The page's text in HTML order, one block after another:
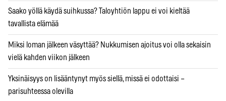
Saako yöllä käydä suihkussa? Taloyhtiön lappu ei voi kieltää
tavallista elämää
Miksi loman jälkeen väsyttää? Nukkumisen ajoitus voi olla sekaisin
vielä kahden viikon jälkeen
Yksinäisyys on lisääntynyt myös siellä, missä ei odottaisi –
parisuhteessa olevilla